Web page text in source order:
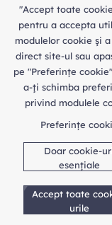
"Accept toate
pentru a accepta
modulelor cookie şi
direct site-ul sau
pe "Preferințe
a-ţi schimba
privind modulele
Preferințe
Doar cookie-
esențiale
Accept toate
urile